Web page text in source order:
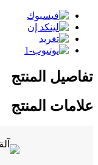
تفاصيل المنتج
علامات المنتج